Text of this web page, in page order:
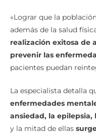
«Lograr que la
además de la salud
realización exitosa de
prevenir las
La especialista detalla
enfermedades
ansiedad, la epilepsia,